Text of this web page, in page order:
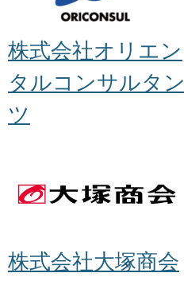
株式会社オリエン
タルコンサルタン
ツ
株式会社大塚商会